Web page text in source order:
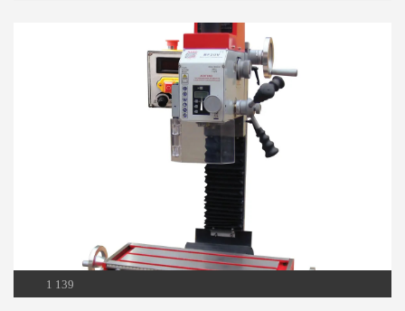
1 139